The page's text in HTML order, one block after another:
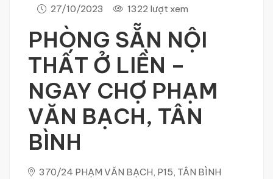
27/10/2023 1322 lượt xem
PHÒNG SẴN NỘI
THẤT Ở LIỀN –
NGAY CHỢ PHẠM
VĂN BẠCH, TÂN
BÌNH
370/24 PHẠM VĂN BẠCH, P15, TÂN BÌNH